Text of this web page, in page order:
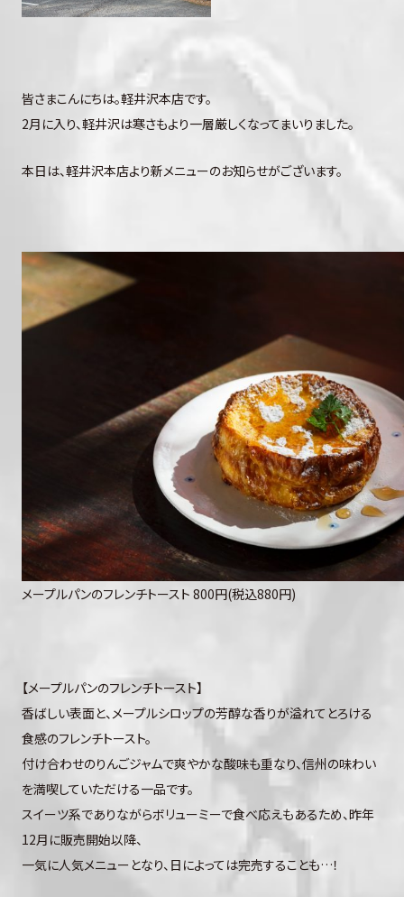
皆さまこんにちは。軽井沢本店です。
2月に入り、軽井沢は寒さもより一層厳しくなってまいりました。
本日は、軽井沢本店より新メニューのお知らせがございます。
メープルパンのフレンチトースト 800円(税込880円)
【メープルパンのフレンチトースト】
香ばしい表面と、メープルシロップの芳醇な香りが溢れてとろける
食感のフレンチトースト。
付け合わせのりんごジャムで爽やかな酸味も重なり、信州の味わい
を満喫していただける一品です。
スイーツ系でありながらボリューミーで食べ応えもあるため、昨年
12月に販売開始以降、
一気に人気メニューとなり、日によっては完売することも…！